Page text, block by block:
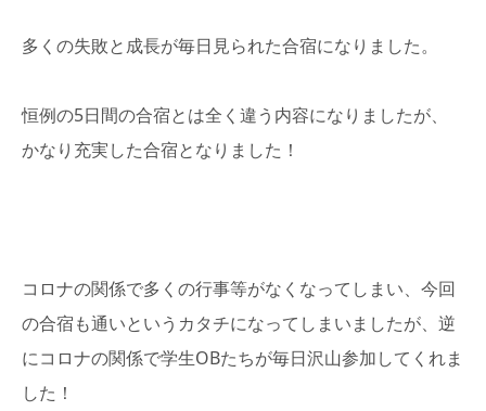
多くの失敗と成長が毎日見られた合宿になりました。
恒例の5日間の合宿とは全く違う内容になりましたが、
かなり充実した合宿となりました！
コロナの関係で多くの行事等がなくなってしまい、今回
の合宿も通いというカタチになってしまいましたが、逆
にコロナの関係で学生OBたちが毎日沢山参加してくれま
した！